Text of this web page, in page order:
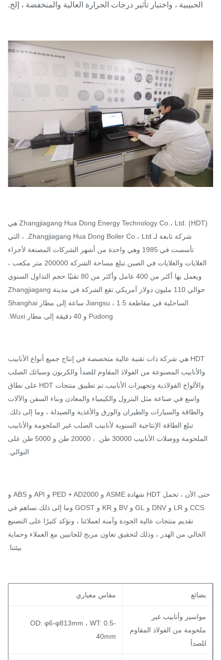
الحبيبية ، واختبار تأثير درجات الحرارة العالية والمنخفضة ، إلخ.
Zhangjiagang Hua Dong Energy Technology Co.، Ltd. (HDT) هي
شركة تابعة لـ Zhangjiagang Hua Dong Boiler Co.، Ltd. ، التي
تأسست في 1985 وهي واحدة من أشهر الشركات المصنعة لأجزاء
الغلايات والغلايات في الصين.تبلغ مساحة الشركة 200000 متر مكعب ،
ويعمل بها أكثر من 400 عامل وأكثر من 80 تقنيًا.حجم التداول السنوي
حوالي 110 مليون دولار أمريكي.تقع الشركة في مدينة Zhangjiagang
الساحلية في مقاطعة Jiangsu ، 1.5 ساعة إلى مطار Shanghai
Pudong و 40 دقيقة إلى مطار Wuxi.
HDT هي شركة ذات تقنية عالية متخصصة في إنتاج جميع أنواع الأنابيب
والأنابيب المصنوعة من الفولاذ المقاوم للصدأ والكربون وسبائك الصلب
والألواح الفولاذية وتجهيزات الأنابيب.تم تطبيق منتجات HDT على نطاق
واسع في صناعة مثل البترول والكيمياء والمعادن وبناء السفن والآلات
والطاقة والسيارات والطيران والورق والأغذية والصيدلة ، وما إلى ذلك.
تبلغ الطاقة الإنتاجية السنوية لأنابيب الصلب غير الملحومة والأنابيب
الملحومة ووصلات الأنابيب 30000 طن. ، 20000 طن و 5000 طن على
التوالي.
حتى الآن ، تحمل HDT شهادة ASME و PED + AD2000 و API و ABS و
CCS و LR و DNV و GL و BV و KR و GOST وما إلى ذلك.نساهم في
تقديم منتجات عالية الجودة وآمنة لعملائنا ، ونؤكد كثيرًا على التصنيع
الخالي من الهدر ، وذلك لتحقيق تعاون مربح للجانبين مع العملاء وحماية
مقاس معياري
وأنابيب غير
من الفولاذ المقاوم
OD: φ6-φ813mm ، WT: 0.5-
40mm